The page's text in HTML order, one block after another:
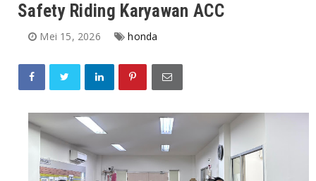
Safety Riding Karyawan ACC
Mei 15, 2026 honda